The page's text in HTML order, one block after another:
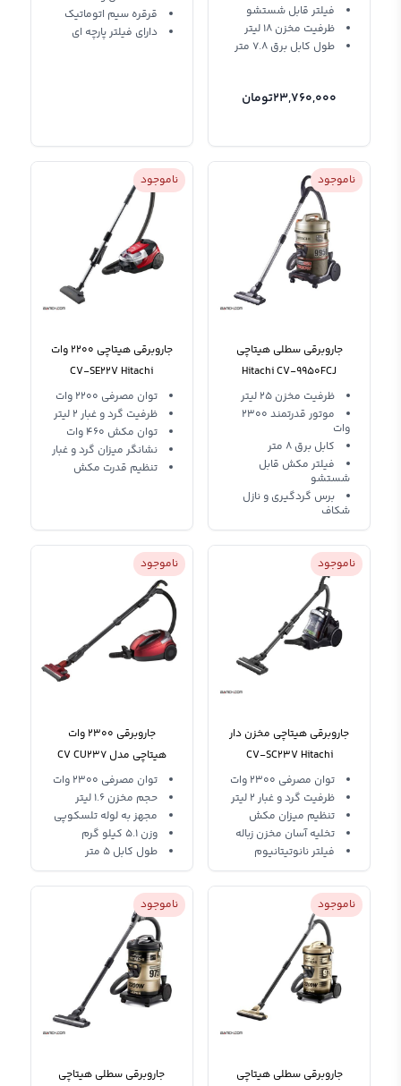
فیلتر قابل شستشو
ظرفیت مخزن 18 لیتر
طول کابل برق 7.8 متر
23,760,000تومان
قرقره سیم اتوماتیک
دارای فیلتر پارچه ای
ناموجود
جاروبرقی سطلی هیتاچی
Hitachi CV-9950FCJ
ظرفیت مخزن 25 لیتر
موتور قدرتمند 2300
وات
کابل برق 8 متر
فیلتر مکش قابل
شستشو
برس گردگیری و نازل
شکاف
ناموجود
جاروبرقی هیتاچی 2200 وات
CV-SE22V Hitachi
Vacuum Cleaner
توان مصرفی 2200 وات
ظرفیت گرد و غبار 2 لیتر
توان مکش 460 وات
نشانگر میزان گرد و غبار
تنظیم قدرت مکش
ناموجود
جاروبرقی هیتاچی مخزن دار
CV-SC23V Hitachi
Vacuum Cleaner
توان مصرفی 2300 وات
ظرفیت گرد و غبار 2 لیتر
تنظیم میزان مکش
تخلیه آسان مخزن زباله
فیلتر نانوتیتانیوم
ناموجود
جاروبرقی 2300 وات
هیتاچی مدل CV CU237
توان مصرفی 2300 وات
حجم مخزن 1.6 لیتر
مجهز به لوله تلسکوپی
وزن 5.1 کیلو گرم
طول کابل 5 متر
ناموجود
جاروبرقی سطلی هیتاچی
ناموجود
جاروبرقی سطلی هیتاچی